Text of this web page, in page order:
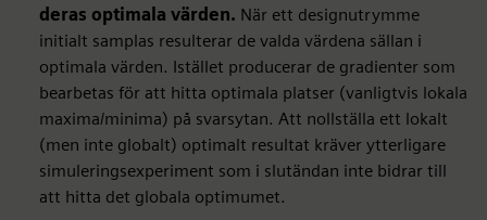
deras optimala värden. När ett designutrymme
initialt samplas resulterar de valda värdena sällan i
optimala värden. Istället producerar de gradienter som
bearbetas för att hitta optimala platser (vanligtvis lokala
maxima/minima) på svarsytan. Att nollställa ett lokalt
(men inte globalt) optimalt resultat kräver ytterligare
simuleringsexperiment som i slutändan inte bidrar till
att hitta det globala optimumet.